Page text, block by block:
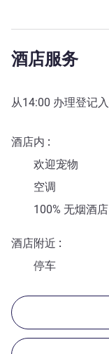
酒店服务
从14:00 办理登记
酒店内
欢迎宠物
空调
100% 无烟酒店
酒店附近
停车